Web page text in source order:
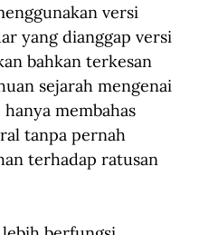
versi
yang dianggap versi
bahkan terkesan
sejarah mengenai
membahas
tanpa pernah
terhadap ratusan